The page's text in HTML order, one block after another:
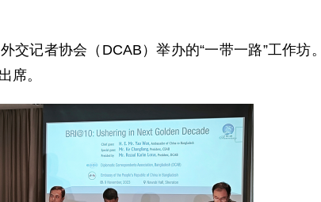
记者协会（DCAB）举办的“一带一路”工作坊
席。